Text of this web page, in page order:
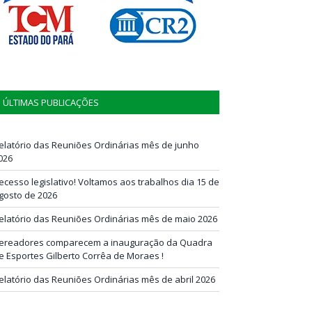
ÚLTIMAS PUBLICAÇÕES
das Reuniões Ordinárias mês de junho
legislativo! Voltamos aos trabalhos dia 15 de
de 2026
das Reuniões Ordinárias mês de maio 2026
comparecem a inauguração da Quadra
Esportes Gilberto Corrêa de Moraes !
das Reuniões Ordinárias mês de abril 2026